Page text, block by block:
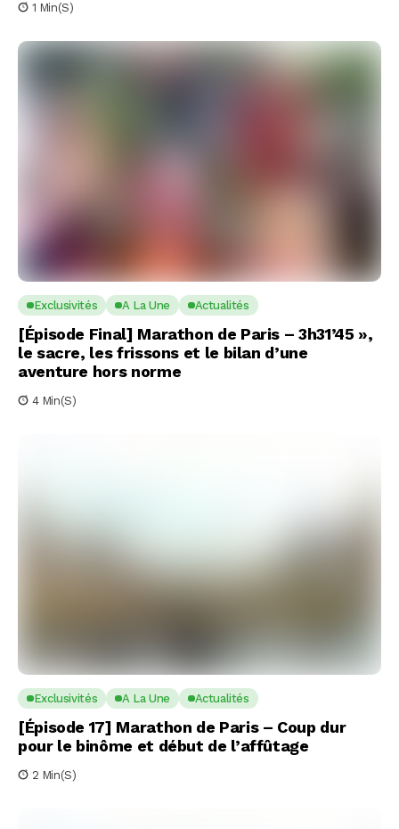
1 Min(s)
Exclusivités A La Une Actualités
[Épisode Final] Marathon de Paris – 3h31’45 »,
le sacre, les frissons et le bilan d’une
aventure hors norme
4 Min(s)
Exclusivités A La Une Actualités
[Épisode 17] Marathon de Paris – Coup dur
pour le binôme et début de l’affûtage
2 Min(s)